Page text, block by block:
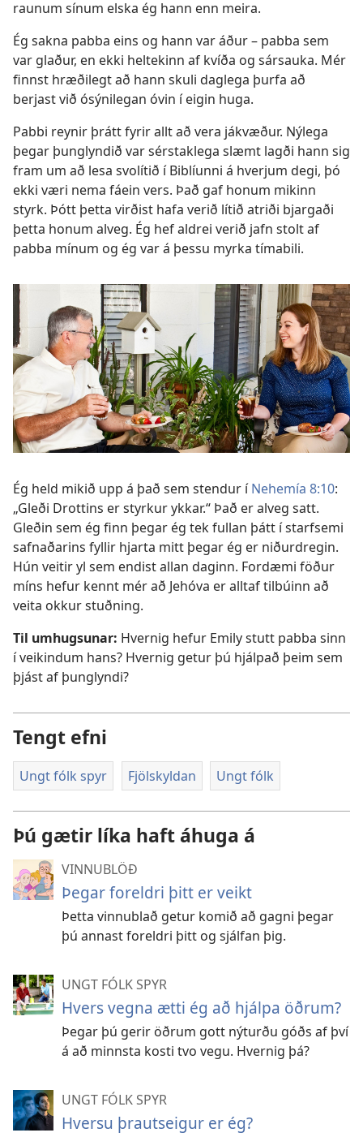
raunum sínum elska ég hann enn meira.
Ég sakna pabba eins og hann var áður – pabba sem
var glaður, en ekki heltekinn af kvíða og sársauka. Mér
finnst hræðilegt að hann skuli daglega þurfa að
berjast við ósýnilegan óvin í eigin huga.
Pabbi reynir þrátt fyrir allt að vera jákvæður. Nýlega
þegar þunglyndið var sérstaklega slæmt lagði hann sig
fram um að lesa svolítið í Biblíunni á hverjum degi, þó
ekki væri nema fáein vers. Það gaf honum mikinn
styrk. Þótt þetta virðist hafa verið lítið atriði bjargaði
þetta honum alveg. Ég hef aldrei verið jafn stolt af
pabba mínum og ég var á þessu myrka tímabili.
Ég held mikið upp á það sem stendur íNehemía 8:10:
„Gleði Drottins er styrkur ykkar.“ Það er alveg satt.
Gleðin sem ég finn þegar ég tek fullan þátt í starfsemi
safnaðarins fyllir hjarta mitt þegar ég er niðurdregin.
Hún veitir yl sem endist allan daginn. Fordæmi föður
míns hefur kennt mér að Jehóva er alltaf tilbúinn að
veita okkur stuðning.
Til umhugsunar: Hvernig hefur Emily stutt pabba sinn
í veikindum hans? Hvernig getur þú hjálpað þeim sem
þjást af þunglyndi?
Tengt efni
Ungt fólk spyr Fjölskyldan Ungt fólk
Þú gætir líka haft áhuga á
VINNUBLÖÐ
Þegar foreldri þitt er veikt
Þetta vinnublað getur komið að gagni þegar
þú annast foreldri þitt og sjálfan þig.
UNGT FÓLK SPYR
Hvers vegna ætti ég að hjálpa öðrum?
Þegar þú gerir öðrum gott nýturðu góðs af því
á að minnsta kosti tvo vegu. Hvernig þá?
UNGT FÓLK SPYR
Hversu þrautseigur er ég?